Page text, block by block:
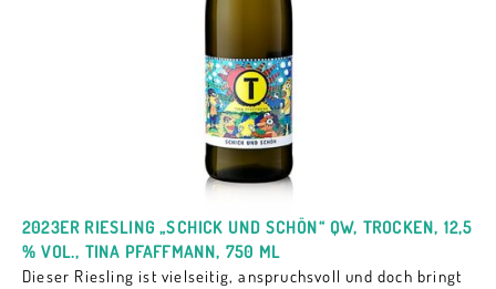
2023ER RIESLING „SCHICK UND SCHÖN“ QW, TROCKEN, 12,5
% VOL., TINA PFAFFMANN, 750 ML
Dieser Riesling ist vielseitig, anspruchsvoll und doch bringt